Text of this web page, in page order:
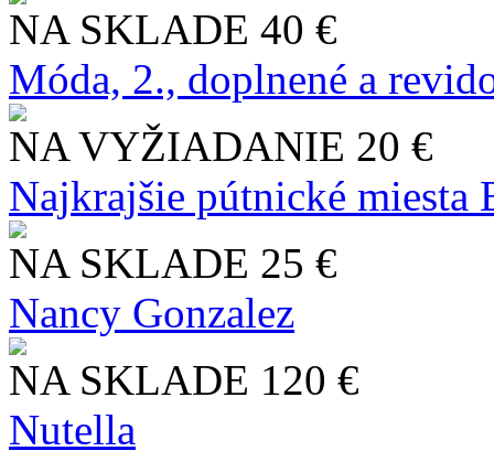
NA SKLADE 40 €
Móda, 2., doplnené a
NA VYŽIADANIE 20 €
Najkrajšie pútnické miesta
NA SKLADE 25 €
Nancy Gonzalez
NA SKLADE 120 €
Nutella